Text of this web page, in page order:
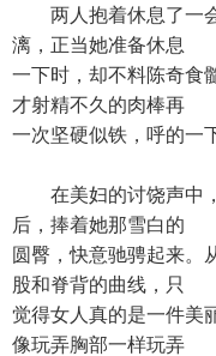
两人抱着休息了一会
漓，正当她准备休息
一下时，却不料陈奇食
才射精不久的肉棒再
一次坚硬似铁，呼的一
在美妇的讨饶声中，
后，捧着她那雪白的
圆臀，快意驰骋起来。
股和脊背的曲线，只
觉得女人真的是一件美
像玩弄胸部一样玩弄